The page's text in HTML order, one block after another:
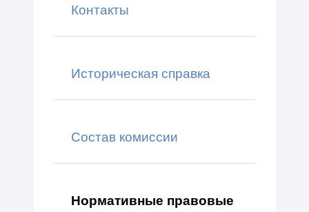
Контакты
Историческая справка
Состав комиссии
Нормативные правовые